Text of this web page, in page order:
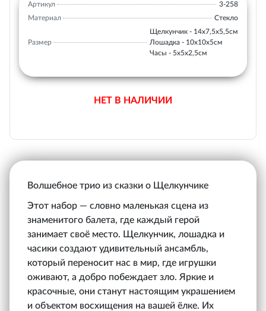
Артикул
3-258
Материал
Стекло
Размер
Щелкунчик - 14х7,5х5,5см
Лошадка - 10х10х5см
Часы - 5х5х2,5см
НЕТ В НАЛИЧИИ
Волшебное трио из сказки о Щелкунчике
Этот набор — словно маленькая сцена из
знаменитого балета, где каждый герой
занимает своё место. Щелкунчик, лошадка и
часики создают удивительный ансамбль,
который переносит нас в мир, где игрушки
оживают, а добро побеждает зло. Яркие и
красочные, они станут настоящим украшением
и объектом восхищения на вашей ёлке. Их